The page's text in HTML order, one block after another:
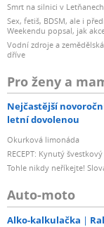
Smrt na silnici v
Sex, fetiš, BDSM, ale i
Weekendu popsal, jak
Vodní zdroje a
dříve
Pro ženy a
Nejčastější
letní dovolenou
Okurková limonáda
RECEPT: Kynutý
Tohle nikdy neříkejte!
Auto-moto
Alko-kalkulačka